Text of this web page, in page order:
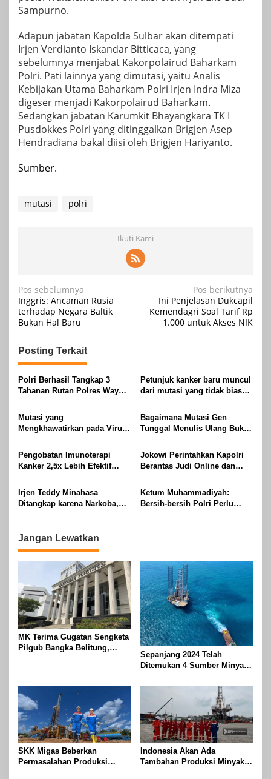
Sampurno.
Adapun jabatan Kapolda Sulbar akan ditempati
Irjen Verdianto Iskandar Bitticaca, yang
sebelumnya menjabat Kakorpolairud Baharkam
Polri. Pati lainnya yang dimutasi, yaitu Analis
Kebijakan Utama Baharkam Polri Irjen Indra Miza
digeser menjadi Kakorpolairud Baharkam.
Sedangkan jabatan Karumkit Bhayangkara TK I
Pusdokkes Polri yang ditinggalkan Brigjen Asep
Hendradiana bakal diisi oleh Brigjen Hariyanto.
Sumber.
mutasi polri
Ikuti Kami
Navigasi
pos
Pos sebelumnya
Inggris: Ancaman Rusia
terhadap Negara Baltik
Bukan Hal Baru
Pos berikutnya
Ini Penjelasan Dukcapil
Kemendagri Soal Tarif Rp
1.000 untuk Akses NIK
Posting Terkait
Polri Berhasil Tangkap 3
Tahanan Rutan Polres Way
Petunjuk kanker baru muncul
dari mutasi yang tidak biasa
jaringan lambung
Mutasi yang
Mengkhawatirkan pada Virus
Bahaya Pandemi
Bagaimana Mutasi Gen
Tunggal Menulis Ulang Buku
Pengobatan Imunoterapi
Kanker 2,5x Lebih Efektif
Mitokondria
Jokowi Perintahkan Kapolri
Berantas Judi Online dan
Irjen Teddy Minahasa
Ditangkap karena Narkoba,
Ketum Muhammadiyah:
Bersih-bersih Polri Perlu
Jangan Lewatkan
MK Terima Gugatan Sengketa
Pilgub Bangka Belitung,
Sepanjang 2024 Telah
Ditemukan 4 Sumber Minyak
SKK Migas Beberkan
Permasalahan Produksi
Indonesia Akan Ada
Tambahan Produksi Minyak